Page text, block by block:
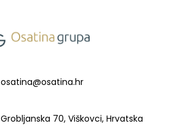
osatina@osatina.hr
Grobljanska 70, Viškovci, Hrvatska